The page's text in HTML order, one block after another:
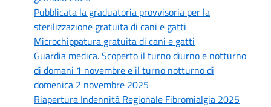
Pubblicata la graduatoria provvisoria per la
sterilizzazione gratuita di cani e gatti
Microchippatura gratuita di cani e gatti
Guardia medica. Scoperto il turno diurno e notturno
di domani 1 novembre e il turno notturno di
domenica 2 novembre 2025
Riapertura Indennità Regionale Fibromialgia 2025